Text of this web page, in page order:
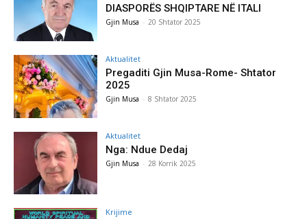
DIASPORËS SHQIPTARE NË ITALI
Gjin Musa - 20 Shtator 2025
Aktualitet
Pregaditi Gjin Musa-Rome- Shtator
2025
Gjin Musa - 8 Shtator 2025
Aktualitet
Nga: Ndue Dedaj
Gjin Musa - 28 Korrik 2025
Krijime